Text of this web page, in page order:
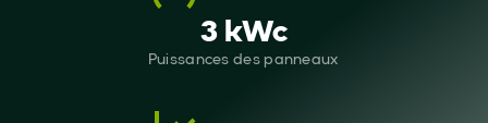
3 kWc
Puissances des panneaux